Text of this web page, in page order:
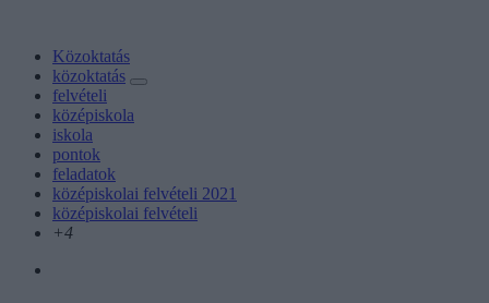
Közoktatás
közoktatás
felvételi
középiskola
iskola
pontok
feladatok
középiskolai felvételi 2021
középiskolai felvételi
+4